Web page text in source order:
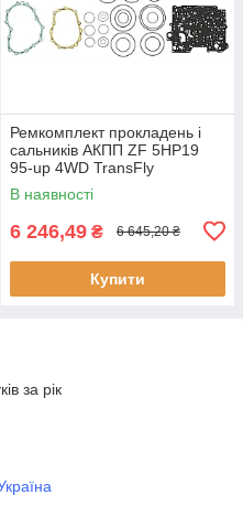
Ремкомплект прокладень і
сальників АКПП ZF 5HP19
95-up 4WD TransFly
В наявності
6 246,49 ₴ 6 645,20 ₴
Купити
за рік